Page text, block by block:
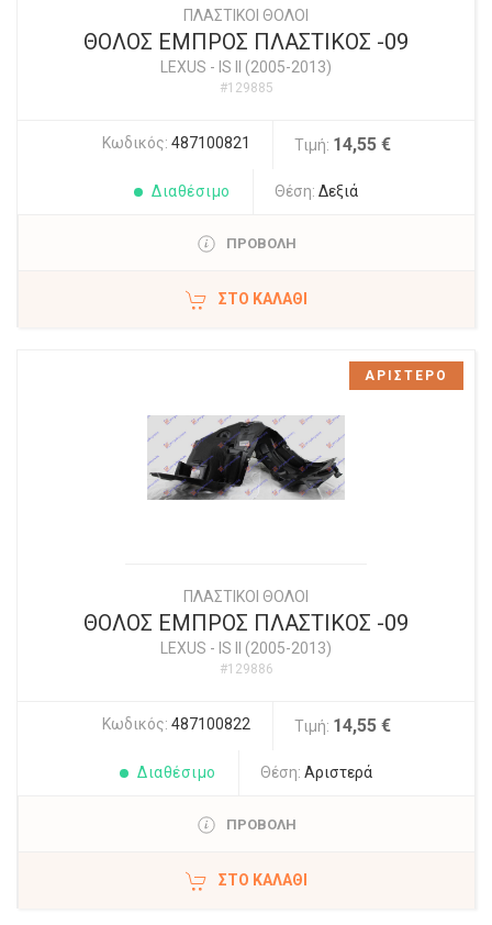
ΠΛΑΣΤΙΚΟΙ ΘΟΛΟΙ
ΘΟΛΟΣ ΕΜΠΡΟΣ ΠΛΑΣΤΙΚΟΣ -09
LEXUS - IS II (2005-2013)
#129885
Κωδικός: 487100821 Τιμή: 14,55 €
Διαθέσιμο Θέση: Δεξιά
ΠΡΟΒΟΛΗ
ΣΤΟ ΚΑΛΆΘΙ
ΠΛΑΣΤΙΚΟΙ ΘΟΛΟΙ
ΘΟΛΟΣ ΕΜΠΡΟΣ ΠΛΑΣΤΙΚΟΣ -09
LEXUS - IS II (2005-2013)
#129886
Κωδικός: 487100822 Τιμή: 14,55 €
Διαθέσιμο Θέση: Αριστερά
ΠΡΟΒΟΛΗ
ΣΤΟ ΚΑΛΆΘΙ
ΑΡΙΣΤΕΡΟ